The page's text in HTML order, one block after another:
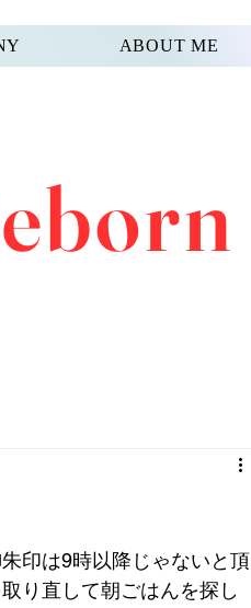
ABOUT ME
印は9時以降じゃないと頂
り直して朝ごはんを探し